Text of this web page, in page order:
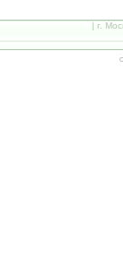
| г.